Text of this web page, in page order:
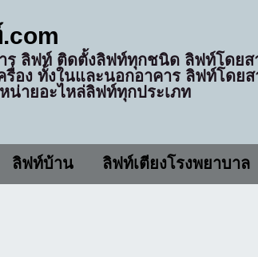
ร ลิฟท์ ติดตั้งลิฟท์ทุกชนิด ลิฟท์โดย
รื่อง ทั้งในและนอกอาคาร ลิฟท์โด
น่ายอะไหล่ลิฟท์ทุกประเภท
ลิฟท์บ้าน ลิฟท์เตียงโรงพยาบาล